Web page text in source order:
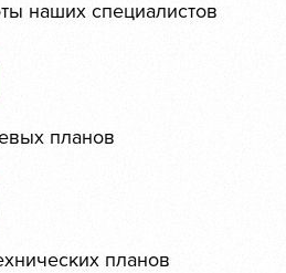
наших специалистов
планов
планов